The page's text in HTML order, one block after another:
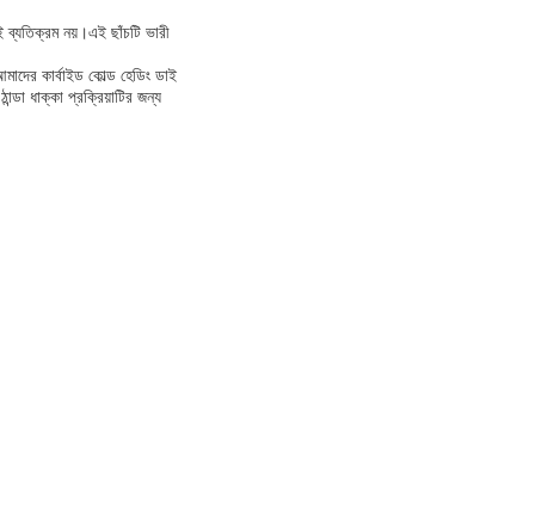
ব্যতিক্রম নয়।এই ছাঁচটি ভারী
কার্বাইড কোল্ড হেডিং ডাই
ধাক্কা প্রক্রিয়াটির জন্য